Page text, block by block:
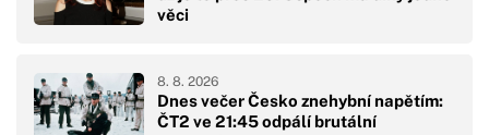
věci
Dnes večer Česko znehybní napětím:
ČT2 ve 21:45 odpálí brutální
8. 8. 2026